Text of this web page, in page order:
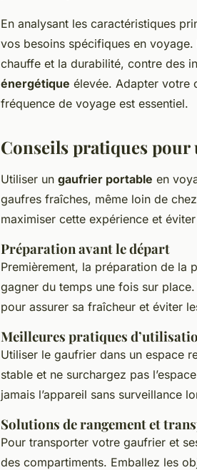
En analysant les caractéristiques
vos besoins spécifiques en
chauffe et la durabilité, contre des
énergétique élevée. Adapter votre
fréquence de voyage est essentiel.
Conseils pratiques
Utiliser un gaufrier portable en
gaufres fraîches, même loin de
maximiser cette expérience et
Préparation avant le départ
Premièrement, la préparation de la
gagner du temps une fois sur
pour assurer sa fraîcheur et éviter
Meilleures pratiques
Utiliser le gaufrier dans un espace
stable et ne surchargez pas
jamais l’appareil sans surveillance
Solutions de rangement et
Pour transporter votre gaufrier et
des compartiments. Emballez les